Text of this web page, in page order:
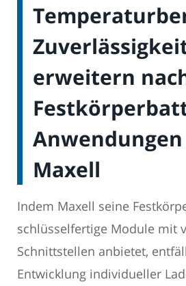
erweitern
Maxell
Indem Maxell seine
schlüsselfertige Module mit
Schnittstellen anbietet,
Entwicklung individueller